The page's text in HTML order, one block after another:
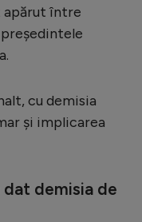
apărut între
cu demisia
și implicarea
demisia de